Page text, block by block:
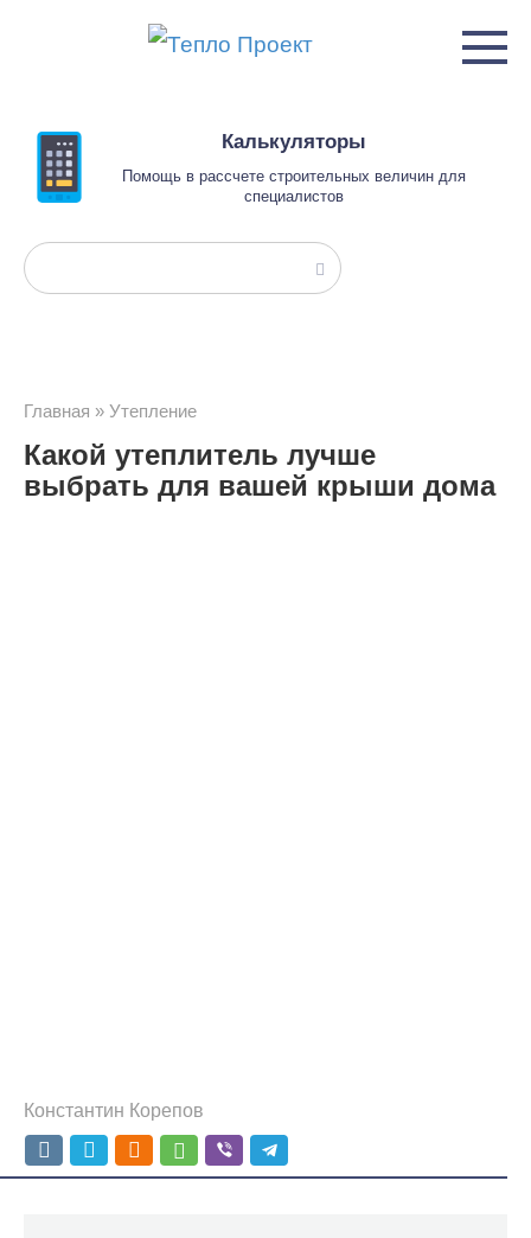
Калькуляторы
Помощь в рассчете строительных величин для
специалистов
Поиск:
Главная » Утепление
Какой утеплитель лучше
выбрать для вашей крыши дома
Константин Корепов